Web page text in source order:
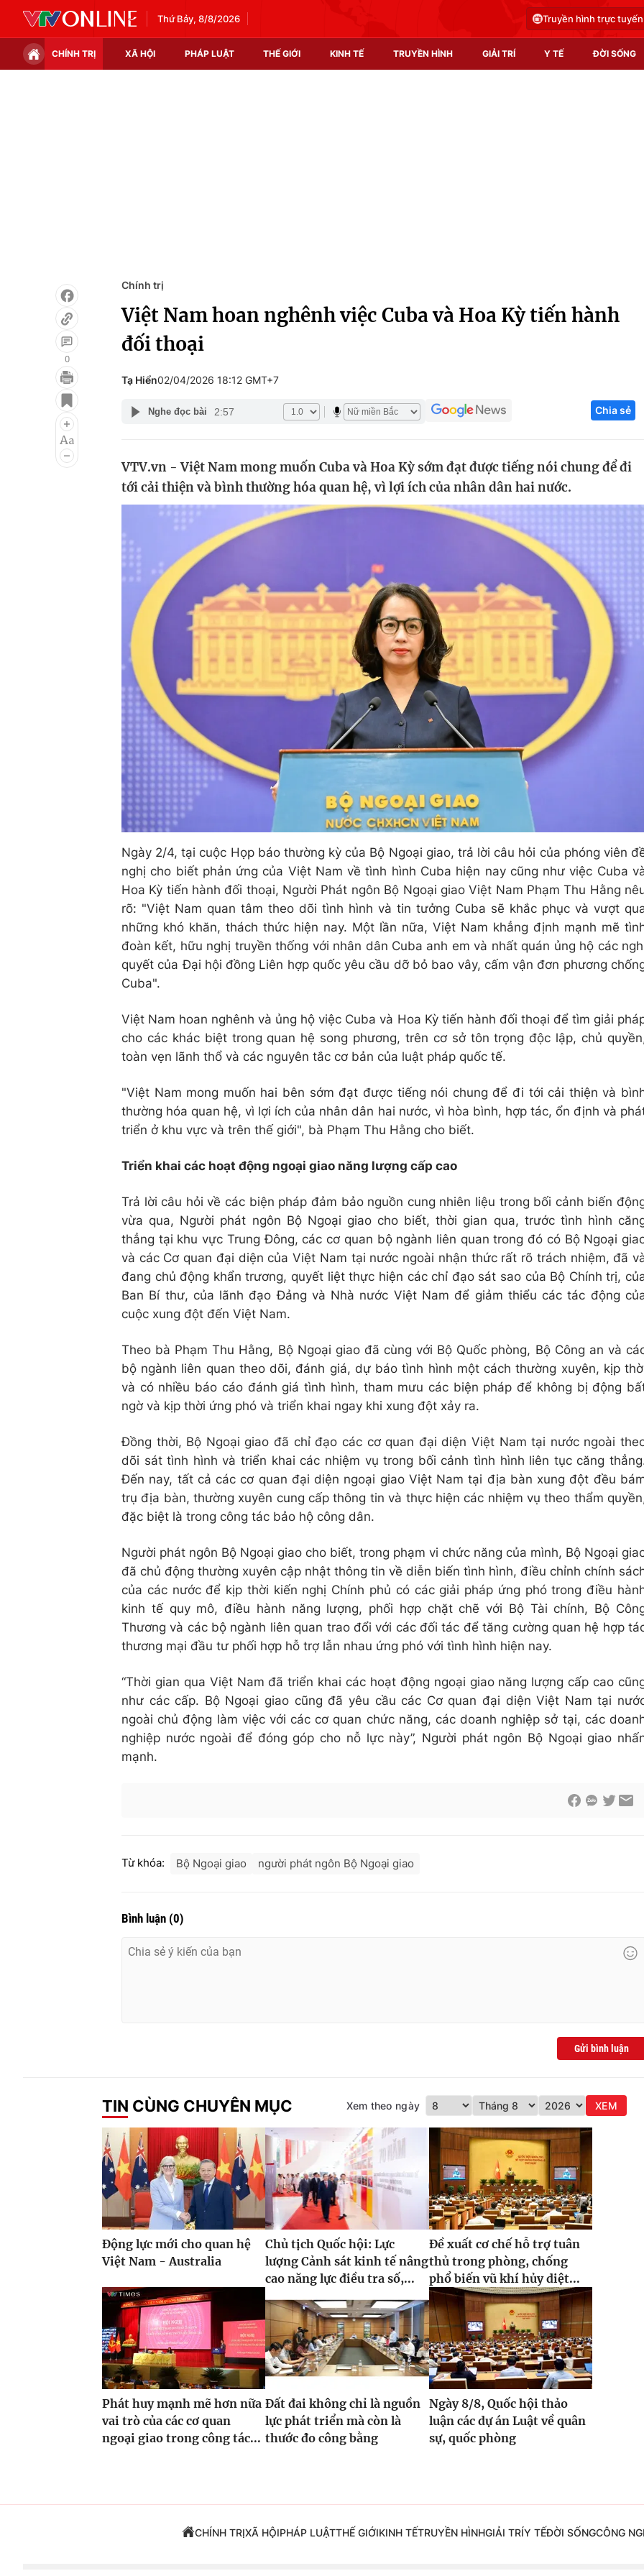
Thứ Bảy, 8/8/2026 Truyền hình trực tuyến
CHÍNH TRỊ XÃ HỘI PHÁP LUẬT THẾ GIỚI KINH TẾ TRUYỀN HÌNH GIẢI TRÍ Y TẾ ĐỜI SỐNG
Infographic
Điện ảnh
Âm nhạc
Du lịch
Chất lượng cuộc sống
Tuyển sinh
Hitech Công
Thị trường
Tư vấn
0
Chính trị
Việt Nam hoan nghênh việc Cuba và Hoa Kỳ tiến hành
đối thoại
Tạ Hiển02/04/2026 18:12 GMT+7
Nghe đọc bài 2:57 Chia sẻ
VTV.vn - Việt Nam mong muốn Cuba và Hoa Kỳ sớm đạt được tiếng nói chung để đi
tới cải thiện và bình thường hóa quan hệ, vì lợi ích của nhân dân hai nước.
Ngày 2/4, tại cuộc Họp báo thường kỳ của Bộ Ngoại giao, trả lời câu hỏi của phóng viên
nghị cho biết phản ứng của Việt Nam về tình hình Cuba hiện nay cũng như việc Cuba
Hoa Kỳ tiến hành đối thoại, Người Phát ngôn Bộ Ngoại giao Việt Nam Phạm Thu Hằng
rõ: "Việt Nam quan tâm theo dõi tình hình và tin tưởng Cuba sẽ khắc phục và vượt
những khó khăn, thách thức hiện nay. Một lần nữa, Việt Nam khẳng định mạnh mẽ
đoàn kết, hữu nghị truyền thống với nhân dân Cuba anh em và nhất quán ủng hộ các
quyết của Đại hội đồng Liên hợp quốc yêu cầu dỡ bỏ bao vây, cấm vận đơn phương
Cuba".
Việt Nam hoan nghênh và ủng hộ việc Cuba và Hoa Kỳ tiến hành đối thoại để tìm giải
cho các khác biệt trong quan hệ song phương, trên cơ sở tôn trọng độc lập, chủ
toàn vẹn lãnh thổ và các nguyên tắc cơ bản của luật pháp quốc tế.
"Việt Nam mong muốn hai bên sớm đạt được tiếng nói chung để đi tới cải thiện và
thường hóa quan hệ, vì lợi ích của nhân dân hai nước, vì hòa bình, hợp tác, ổn định và
triển ở khu vực và trên thế giới", bà Phạm Thu Hằng cho biết.
Triển khai các hoạt động ngoại giao năng lượng cấp cao
Trả lời câu hỏi về các biện pháp đảm bảo nguồn cung nhiên liệu trong bối cảnh biến
vừa qua, Người phát ngôn Bộ Ngoại giao cho biết, thời gian qua, trước tình hình
thẳng tại khu vực Trung Đông, các cơ quan bộ ngành liên quan trong đó có Bộ Ngoại
và các Cơ quan đại diện của Việt Nam tại nước ngoài nhận thức rất rõ trách nhiệm, đã
đang chủ động khẩn trương, quyết liệt thực hiện các chỉ đạo sát sao của Bộ Chính trị,
Ban Bí thư, của lãnh đạo Đảng và Nhà nước Việt Nam để giảm thiểu các tác động
cuộc xung đột đến Việt Nam.
Theo bà Phạm Thu Hằng, Bộ Ngoại giao đã cùng với Bộ Quốc phòng, Bộ Công an và
bộ ngành liên quan theo dõi, đánh giá, dự báo tình hình một cách thường xuyên, kịp
và có nhiều báo cáo đánh giá tình hình, tham mưu các biện pháp để không bị động
ngờ và kịp thời ứng phó và triển khai ngay khi xung đột xảy ra.
Đồng thời, Bộ Ngoại giao đã chỉ đạo các cơ quan đại diện Việt Nam tại nước ngoài
dõi sát tình hình và triển khai các nhiệm vụ trong bối cảnh tình hình liên tục căng
Đến nay, tất cả các cơ quan đại diện ngoại giao Việt Nam tại địa bàn xung đột đều
trụ địa bàn, thường xuyên cung cấp thông tin và thực hiện các nhiệm vụ theo thẩm
đặc biệt là trong công tác bảo hộ công dân.
Người phát ngôn Bộ Ngoại giao cho biết, trong phạm vi chức năng của mình, Bộ Ngoại
đã chủ động thường xuyên cập nhật thông tin về diễn biến tình hình, điều chỉnh chính
của các nước để kịp thời kiến nghị Chính phủ có các giải pháp ứng phó trong điều
kinh tế quy mô, điều hành năng lượng, phối hợp chặt chẽ với Bộ Tài chính, Bộ
Thương và các bộ ngành liên quan trao đổi với các đối tác để tăng cường quan hệ hợp
thương mại đầu tư phối hợp hỗ trợ lẫn nhau ứng phó với tình hình hiện nay.
“Thời gian qua Việt Nam đã triển khai các hoạt động ngoại giao năng lượng cấp cao
như các cấp. Bộ Ngoại giao cũng đã yêu cầu các Cơ quan đại diện Việt Nam tại
ngoài chủ động làm việc với các cơ quan chức năng, các doanh nghiệp sở tại, các
nghiệp nước ngoài để đóng góp cho nỗ lực này”, Người phát ngôn Bộ Ngoại giao
mạnh.
Từ khóa: Bộ Ngoại giao người phát ngôn Bộ Ngoại giao
Bình luận (0)
Gửi bình luận
TIN CÙNG CHUYÊN MỤC Xem theo ngày XEM
Động lực mới cho quan hệ
Việt Nam - Australia
Chủ tịch Quốc hội: Lực
lượng Cảnh sát kinh tế nâng
cao năng lực điều tra số,...
Đề xuất cơ chế hỗ trợ tuân
thủ trong phòng, chống
phổ biến vũ khí hủy diệt...
Phát huy mạnh mẽ hơn nữa
vai trò của các cơ quan
ngoại giao trong công tác...
Đất đai không chỉ là nguồn
lực phát triển mà còn là
thước đo công bằng
Ngày 8/8, Quốc hội thảo
luận các dự án Luật về quân
sự, quốc phòng
CHÍNH TRỊXÃ HỘIPHÁP LUẬTTHẾ GIỚIKINH TẾTRUYỀN HÌNHGIẢI TRÍY TẾĐỜI SỐNGCÔNG